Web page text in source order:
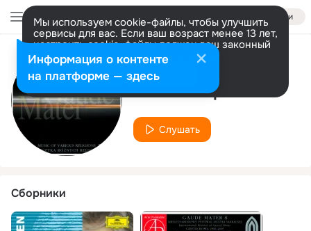
Войти
Мы используем cookie-файлы, чтобы улучшить
сервисы для вас. Если ваш возраст менее 13 лет,
настроить cookie-файлы должен ваш законный
представитель. Больше информации
Разрешить все Настроить
Исполнитель
Colin Campbell
Слушать
Сборники
Информация о контенте
на платформе — здесь